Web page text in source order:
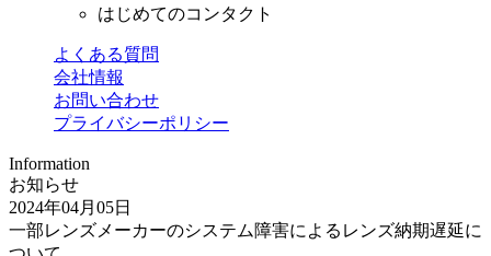
はじめてのコンタクト
よくある質問
会社情報
お問い合わせ
プライバシーポリシー
Information
お知らせ
2024年04月05日
一部レンズメーカーのシステム障害によるレンズ納期遅延に